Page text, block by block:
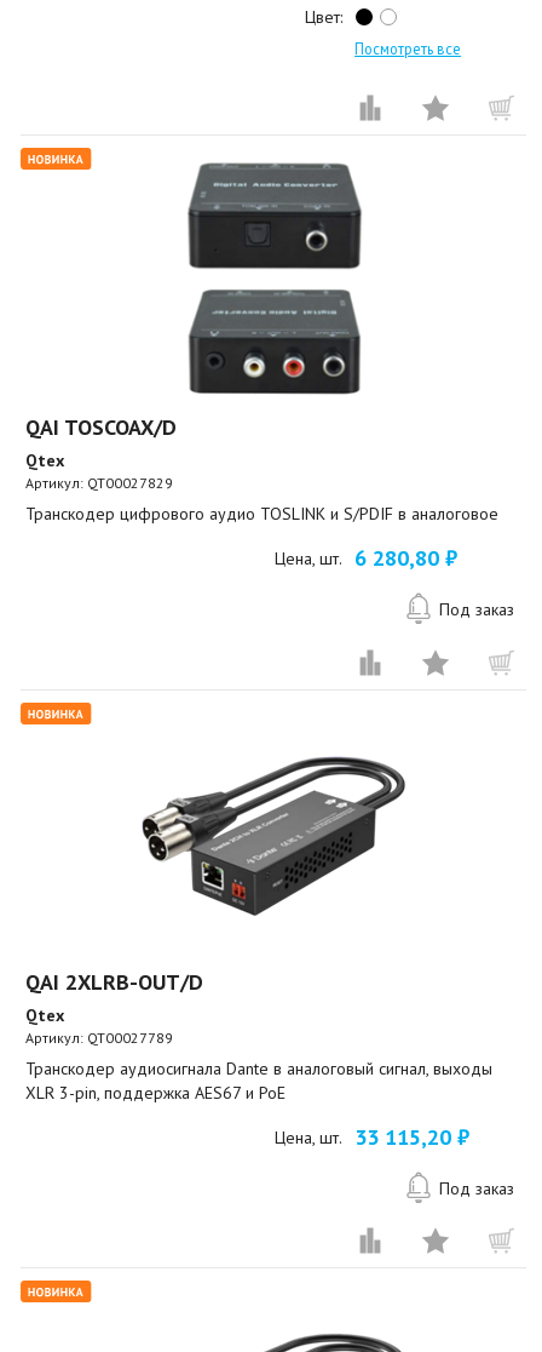
Цвет:
Посмотреть все
QAI TOSCOAX/D
Qtex
Артикул: QT00027829
Транскодер цифрового аудио TOSLINK и S/PDIF в аналоговое
Цена, шт. 6 280,80 ₽
Под заказ
QAI 2XLRB-OUT/D
Qtex
Артикул: QT00027789
Транскодер аудиосигнала Dante в аналоговый сигнал, выходы
XLR 3-pin, поддержка AES67 и PoE
Цена, шт. 33 115,20 ₽
Под заказ